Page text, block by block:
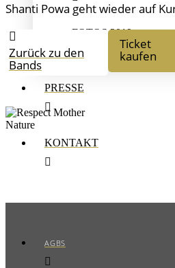
FOTOS 2019
PRESSE
KONTAKT
Shanti Powa geht wieder auf
Zurück zu den
Bands
Ticket
kaufen
AGBS